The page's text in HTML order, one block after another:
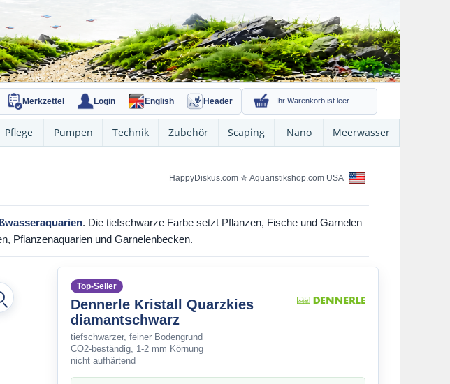
Merkzettel Login English Header Ihr Warenkorb ist leer.
Pflege Pumpen Technik Zubehör Scaping Nano Meerwasser
HappyDiskus.com ✮ Aquaristikshop.com USA
. Die tiefschwarze Farbe setzt Pflanzen, Fische und Garnelen
Pflanzenaquarien und Garnelenbecken.
Top-Seller
Dennerle Kristall Quarzkies
diamantschwarz
tiefschwarzer, feiner Bodengrund
CO2-beständig, 1-2 mm Körnung
nicht aufhärtend